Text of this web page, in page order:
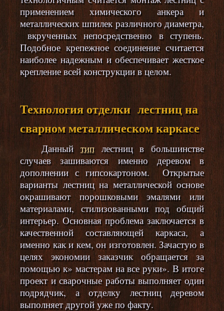
применением химического анкера и
металлических шпилек различного диаметра,
вкрученных непосредственно в ступень.
Подобное крепежное соединение считается
наиболее надежным и обеспечивает жесткое
крепление всей конструкции в целом.
Технология отделки лестниц на
сварном металлическом каркасе
Данный типлестниц в большинстве
случаев зашиваются именно деревом в
дополнении с гипсокартоном. Открытые
варианты лестниц на металлической основе
окрашивают порошковыми эмалями или
материалами, стилизованными под общий
интерьер. Основная проблема заключается в
качественной составляющей каркаса, а
именно как и кем, он изготовлен. Зачастую в
целях экономии заказчик обращается за
помощью к» мастерам на все руки». В итоге
проект и сварочные работы выполняет один
подрядчик, а отделку лестниц деревом
выполняет другой уже по факту.